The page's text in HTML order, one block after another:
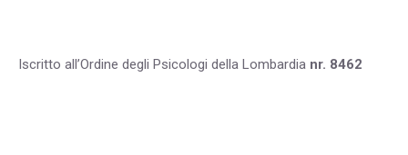
Iscritto all’Ordine degli Psicologi della Lombardia nr. 8462